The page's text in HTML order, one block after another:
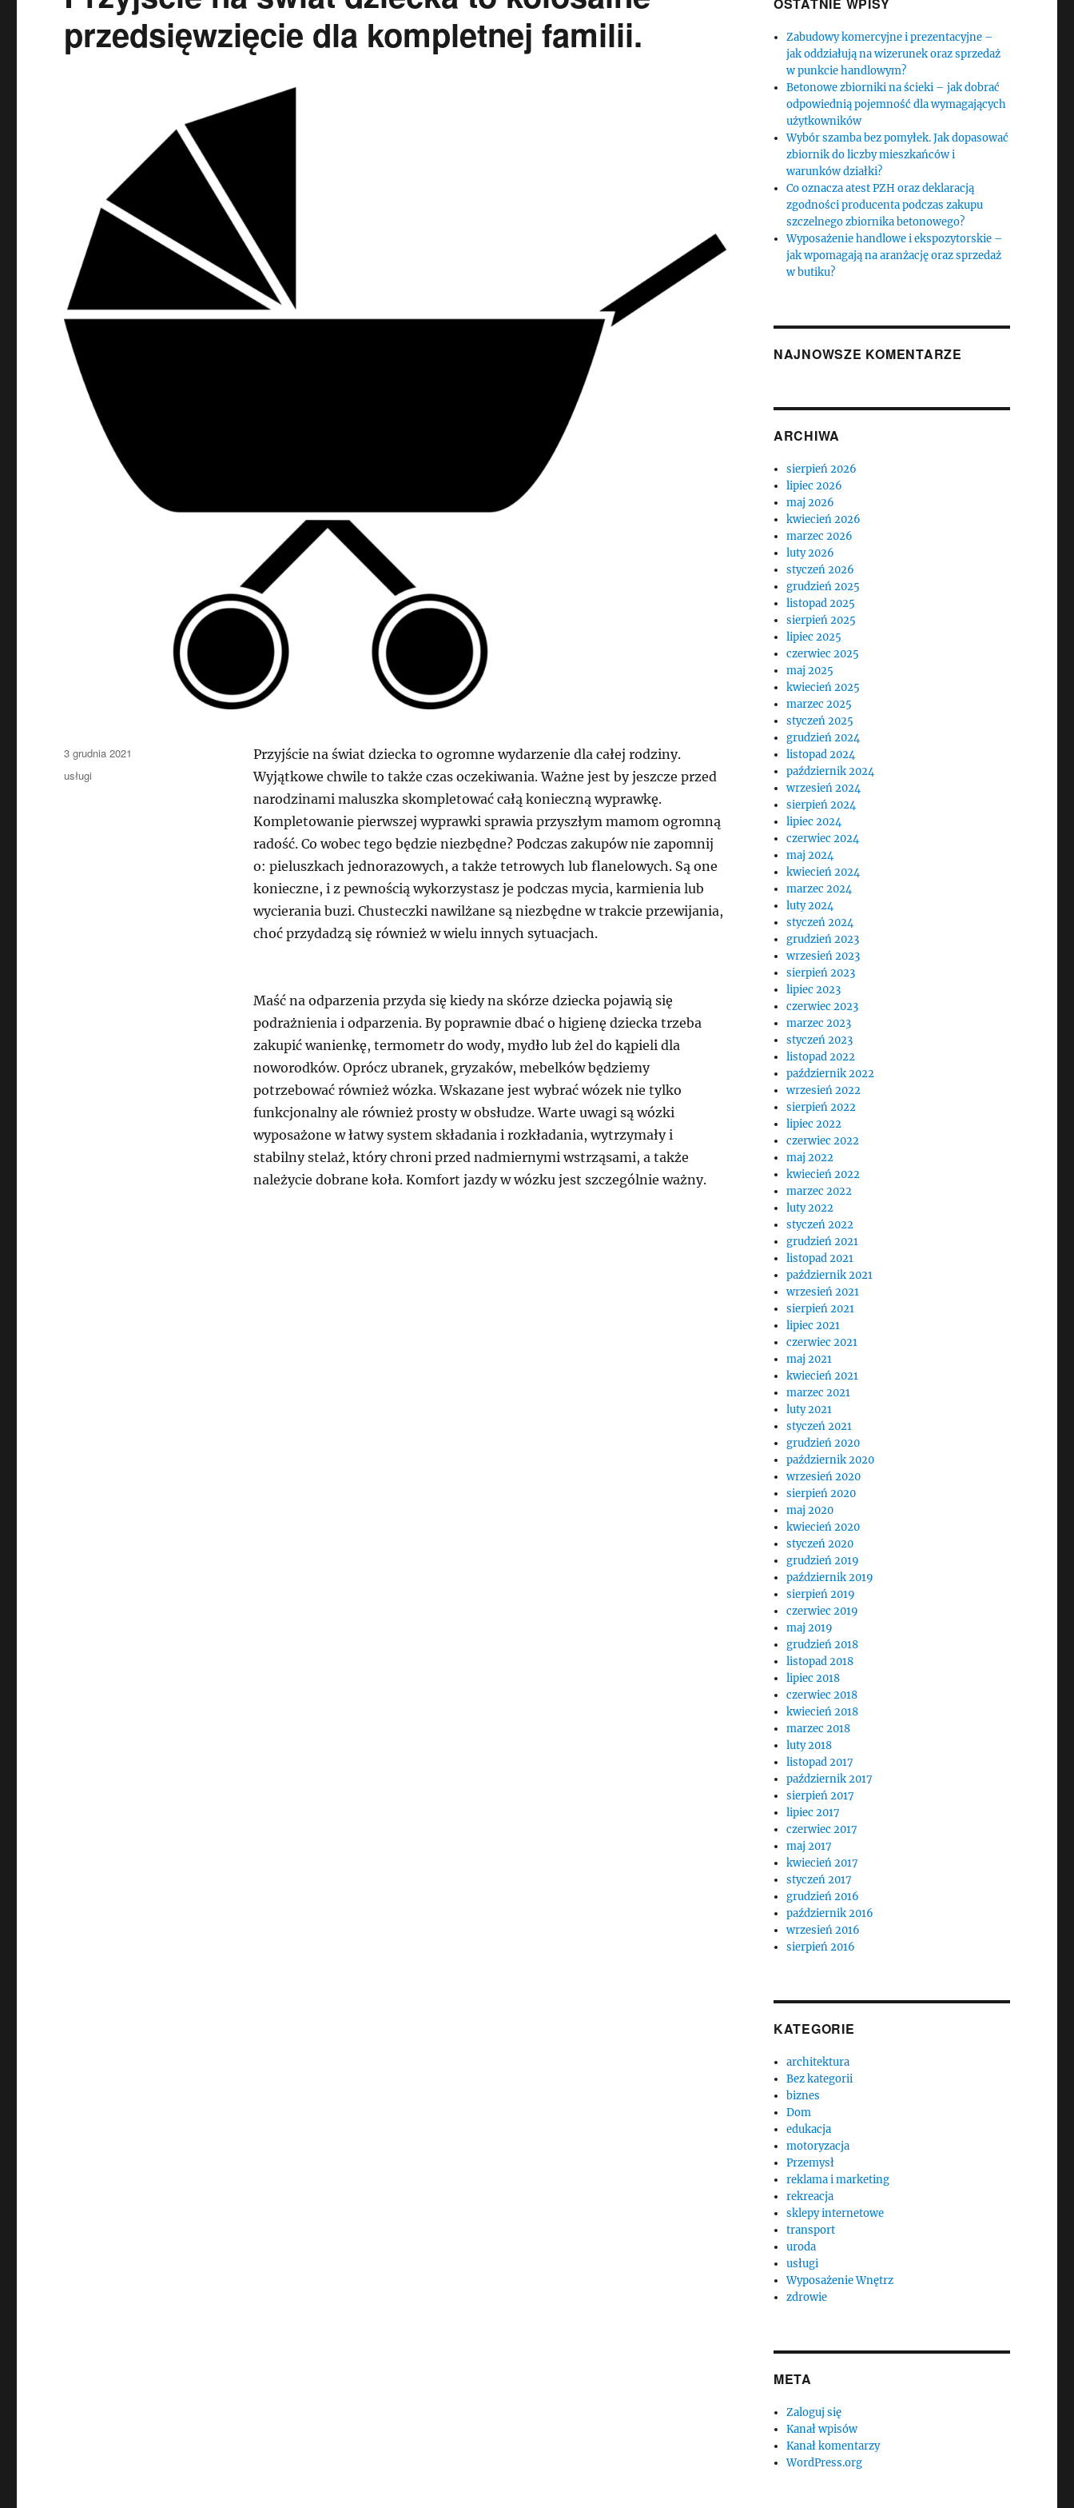
przedsięwzięcie dla kompletnej familii.
Przyjście na świat dziecka to ogromne wydarzenie dla całej rodziny.
Wyjątkowe chwile to także czas oczekiwania. Ważne jest by jeszcze przed
narodzinami maluszka skompletować całą konieczną wyprawkę.
Kompletowanie pierwszej wyprawki sprawia przyszłym mamom ogromną
radość. Co wobec tego będzie niezbędne? Podczas zakupów nie zapomnij
o: pieluszkach jednorazowych, a także tetrowych lub flanelowych. Są one
konieczne, i z pewnością wykorzystasz je podczas mycia, karmienia lub
wycierania buzi. Chusteczki nawilżane są niezbędne w trakcie przewijania,
choć przydadzą się również w wielu innych sytuacjach.
Maść na odparzenia przyda się kiedy na skórze dziecka pojawią się
podrażnienia i odparzenia. By poprawnie dbać o higienę dziecka trzeba
zakupić wanienkę, termometr do wody, mydło lub żel do kąpieli dla
noworodków. Oprócz ubranek, gryzaków, mebelków będziemy
potrzebować również wózka. Wskazane jest wybrać wózek nie tylko
funkcjonalny ale również prosty w obsłudze. Warte uwagi są wózki
wyposażone w łatwy system składania i rozkładania, wytrzymały i
stabilny stelaż, który chroni przed nadmiernymi wstrząsami, a także
należycie dobrane koła. Komfort jazdy w wózku jest szczególnie ważny.
Data
publikacji
3 grudnia 2021
Kategorie
usługi
Zabudowy komercyjne i prezentacyjne –
jak oddziałują na wizerunek oraz sprzedaż
w punkcie handlowym?
Betonowe zbiorniki na ścieki – jak dobrać
odpowiednią pojemność dla wymagających
użytkowników
Wybór szamba bez pomyłek. Jak dopasować
zbiornik do liczby mieszkańców i
warunków działki?
Co oznacza atest PZH oraz deklaracją
zgodności producenta podczas zakupu
szczelnego zbiornika betonowego?
Wyposażenie handlowe i ekspozytorskie –
jak wpomagają na aranżację oraz sprzedaż
w butiku?
NAJNOWSZE KOMENTARZE
ARCHIWA
sierpień 2026
lipiec 2026
maj 2026
kwiecień 2026
marzec 2026
luty 2026
styczeń 2026
grudzień 2025
listopad 2025
sierpień 2025
lipiec 2025
czerwiec 2025
maj 2025
kwiecień 2025
marzec 2025
styczeń 2025
grudzień 2024
listopad 2024
październik 2024
wrzesień 2024
sierpień 2024
lipiec 2024
czerwiec 2024
maj 2024
kwiecień 2024
marzec 2024
luty 2024
styczeń 2024
grudzień 2023
wrzesień 2023
sierpień 2023
lipiec 2023
czerwiec 2023
marzec 2023
styczeń 2023
listopad 2022
październik 2022
wrzesień 2022
sierpień 2022
lipiec 2022
czerwiec 2022
maj 2022
kwiecień 2022
marzec 2022
luty 2022
styczeń 2022
grudzień 2021
listopad 2021
październik 2021
wrzesień 2021
sierpień 2021
lipiec 2021
czerwiec 2021
maj 2021
kwiecień 2021
marzec 2021
luty 2021
styczeń 2021
grudzień 2020
październik 2020
wrzesień 2020
sierpień 2020
maj 2020
kwiecień 2020
styczeń 2020
grudzień 2019
październik 2019
sierpień 2019
czerwiec 2019
maj 2019
grudzień 2018
listopad 2018
lipiec 2018
czerwiec 2018
kwiecień 2018
marzec 2018
luty 2018
listopad 2017
październik 2017
sierpień 2017
lipiec 2017
czerwiec 2017
maj 2017
kwiecień 2017
styczeń 2017
grudzień 2016
październik 2016
wrzesień 2016
sierpień 2016
KATEGORIE
architektura
Bez kategorii
biznes
Dom
edukacja
motoryzacja
Przemysł
reklama i marketing
rekreacja
sklepy internetowe
transport
uroda
usługi
Wyposażenie Wnętrz
zdrowie
META
Zaloguj się
Kanał wpisów
Kanał komentarzy
WordPress.org